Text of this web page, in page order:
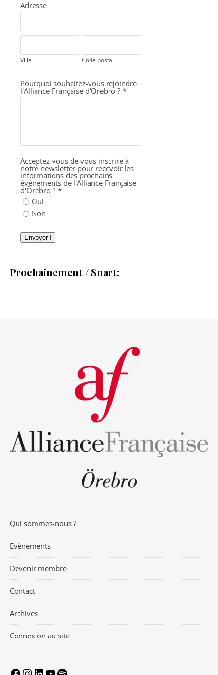
Adresse
Ville Code postal
Pourquoi souhaitez-vous rejoindre
l'Alliance Française d'Örebro ? *
Acceptez-vous de vous inscrire à
notre newsletter pour recevoir les
informations des prochains
événements de l'Alliance Française
d'Örebro ? *
Oui
Non
Envoyer !
Prochainement / Snart:
Qui sommes-nous ?
Evènements
Devenir membre
Contact
Archives
Connexion au site